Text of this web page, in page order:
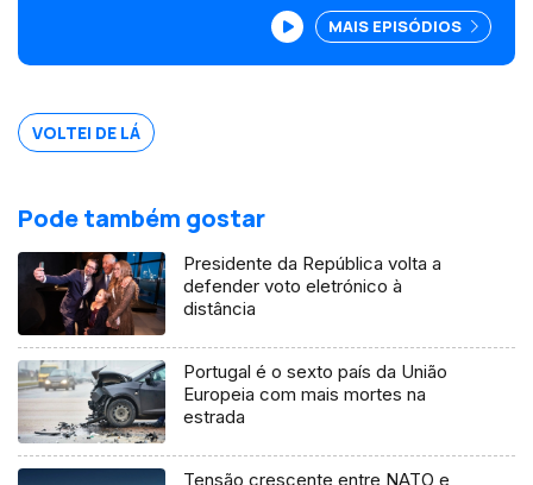
tem lá o coração, mas não sente a
Estónia como casa, depois do ataque de
que foi alvo.
MAIS EPISÓDIOS
VOLTEI DE LÁ
Pode também gostar
Presidente da República volta a
defender voto eletrónico à
distância
Portugal é o sexto país da União
Europeia com mais mortes na
estrada
Tensão crescente entre NATO e